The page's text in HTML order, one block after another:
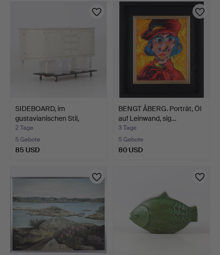
SIDEBOARD, im
gustavianischen Stil,
zweite…
2 Tage
5 Gebote
85 USD
BENGT ÅBERG. Porträt, Öl
auf Leinwand, sig…
3 Tage
5 Gebote
80 USD